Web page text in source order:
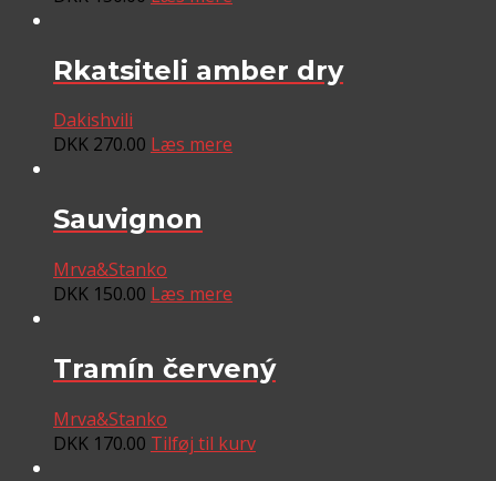
Rkatsiteli amber dry
Dakishvili
DKK 270.00 Læs mere
Sauvignon
Mrva&Stanko
DKK 150.00 Læs mere
Tramín červený
Mrva&Stanko
DKK 170.00 Tilføj til kurv